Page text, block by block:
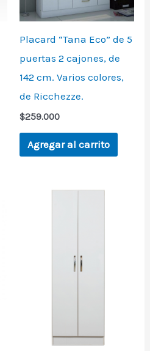
Placard “Tana Eco” de 5
puertas 2 cajones, de
142 cm. Varios colores,
de Ricchezze.
$259.000
Agregar al carrito